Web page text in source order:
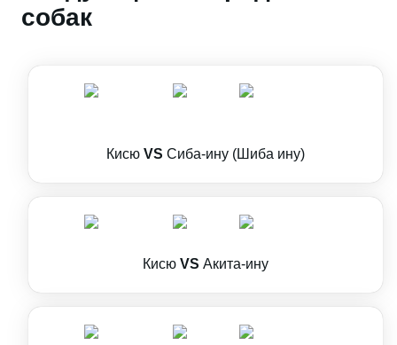
собак
Кисю VS Сиба-ину (Шиба ину)
Кисю VS Акита-ину